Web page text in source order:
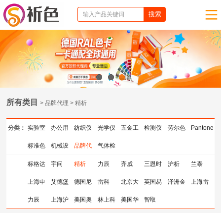
1 3
所有类目> 品牌代理 > 精析
分类： 实验室
仪器
办公用
品
纺织仪
器
光学仪
器
五金工 检测仪 劳尔色 Pantone
标准色
卡
机械设
备
品牌代
理
气体检
测仪器
标格达 宇问 精析 力辰 齐威 三恩时 沪析 兰泰
上海申
光
艾德堡 德国尼
克斯
雷科
BGA返
北京大
龙
英国易
高
泽洲金 上海雷
力辰 上海沪 美国奥 林上科 美国华 智取